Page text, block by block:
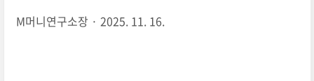
M머니연구소장 2025. 11. 16.